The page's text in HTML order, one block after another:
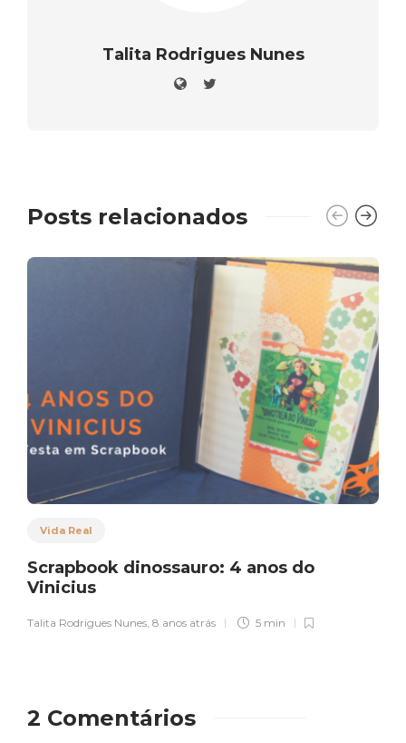
Talita Rodrigues Nunes
Posts relacionados
Vida Real
Scrapbook dinossauro: 4 anos do
Vinicius
Talita Rodrigues Nunes 8 anos atrás 5 min
2 Comentários